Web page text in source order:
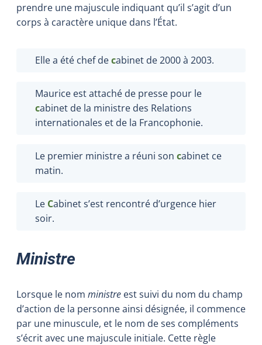
prendre une majuscule indiquant qu’il s’agit d’un
corps à caractère unique dans l’État.
Elle a été chef decabinet de 2000 à 2003.
Maurice est attaché de presse pour le
cabinet de la ministre des Relations
internationales et de la Francophonie.
Le premier ministre a réuni son cabinet ce
matin.
Le Cabinet s’est rencontré d’urgence hier
soir.
Ministre
Lorsque le nom ministre est suivi du nom du champ
d’action de la personne ainsi désignée, il commence
par une minuscule, et le nom de ses compléments
s’écrit avec une majuscule initiale. Cette règle